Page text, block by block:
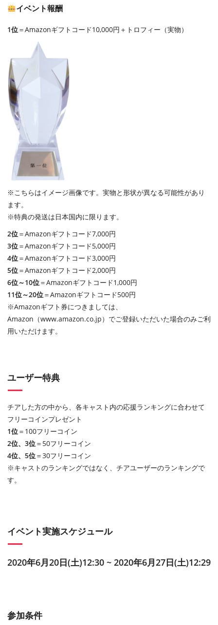
イベント報酬
1位＝Amazonギフトコード10,000円＋トロフィー（実物）
※こちらはイメージ画像です。実物と形状が異なる可能性があり
ます。
※特典の発送は日本国内に限ります。
2位＝Amazonギフトコード7,000円
3位＝Amazonギフトコード5,000円
4位＝Amazonギフトコード3,000円
5位＝Amazonギフトコード2,000円
6位～10位＝Amazonギフトコード1,000円
11位～20位＝Amazonギフトコード500円
※Amazonギフト券につきましては、
Amazon（www.amazon.co.jp）でご登録いただいた場合のみご利
用いただけます。
ユーザー特典
チアした方の中から、各キャスト内の応援ランキングに合わせて
フリーコインプレゼント
1位＝100フリーコイン
2位、3位＝50フリーコイン
4位、5位＝30フリーコイン
※キャストのランキングではなく、チアユーザーのランキングで
す。
イベント実施スケジュール
2020年6月20日(土)12:30 ~ 2020年6月27日(土)12:29
参加条件